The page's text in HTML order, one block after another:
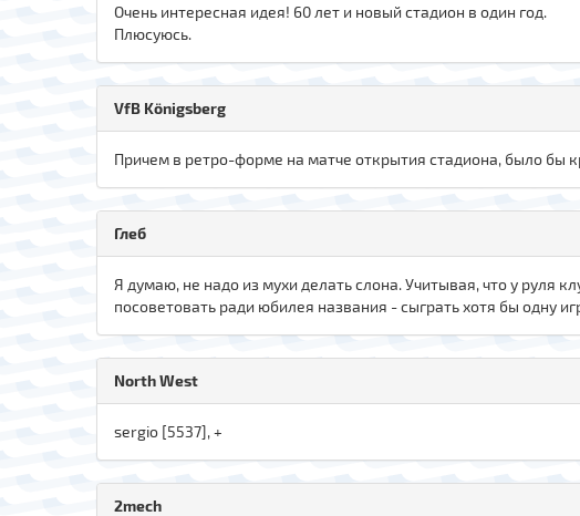
Очень интересная идея! 60 лет и новый стадион в один год.
Плюсуюсь.
VfB Königsberg
Причем в ретро-форме на матче открытия стадиона, было бы
Глеб
Я думаю, не надо из мухи делать слона. Учитывая, что у руля
посоветовать ради юбилея названия - сыграть хотя бы одну
North West
sergio [5537], +
2mech